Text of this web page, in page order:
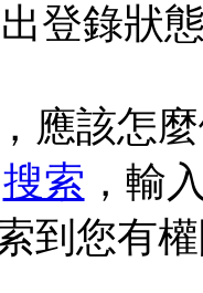
登錄狀
應該怎
搜索 ，輸
到您有